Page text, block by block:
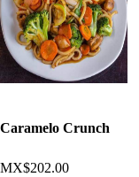
Caramelo Crunch
MX$202.00